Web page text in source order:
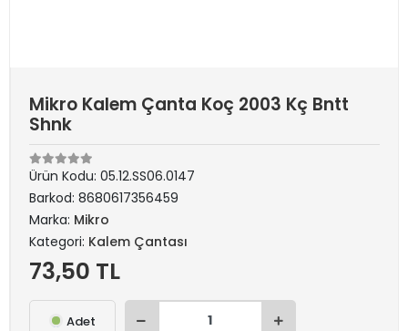
Mikro Kalem Çanta Koç 2003 Kç Bntt
Shnk
Ürün Kodu: 05.12.SS06.0147
Barkod: 8680617356459
Marka: Mikro
Kategori: Kalem Çantası
73,50 TL
Adet